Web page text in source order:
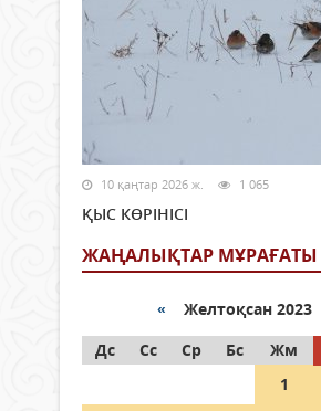
10 қаңтар 2026 ж. 1 065
ҚЫС КӨРІНІСІ
ЖАҢАЛЫҚТАР МҰРАҒАТЫ
« Желтоқсан 2023
Дс
Сс Ср Бс Жм
1